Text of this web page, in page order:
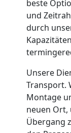
beste
und
durch
Unsere
Transport.
Montage
neuen Ort,
Übergang